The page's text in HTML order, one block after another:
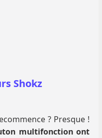
Shokz
? Presque !
multifonction ont